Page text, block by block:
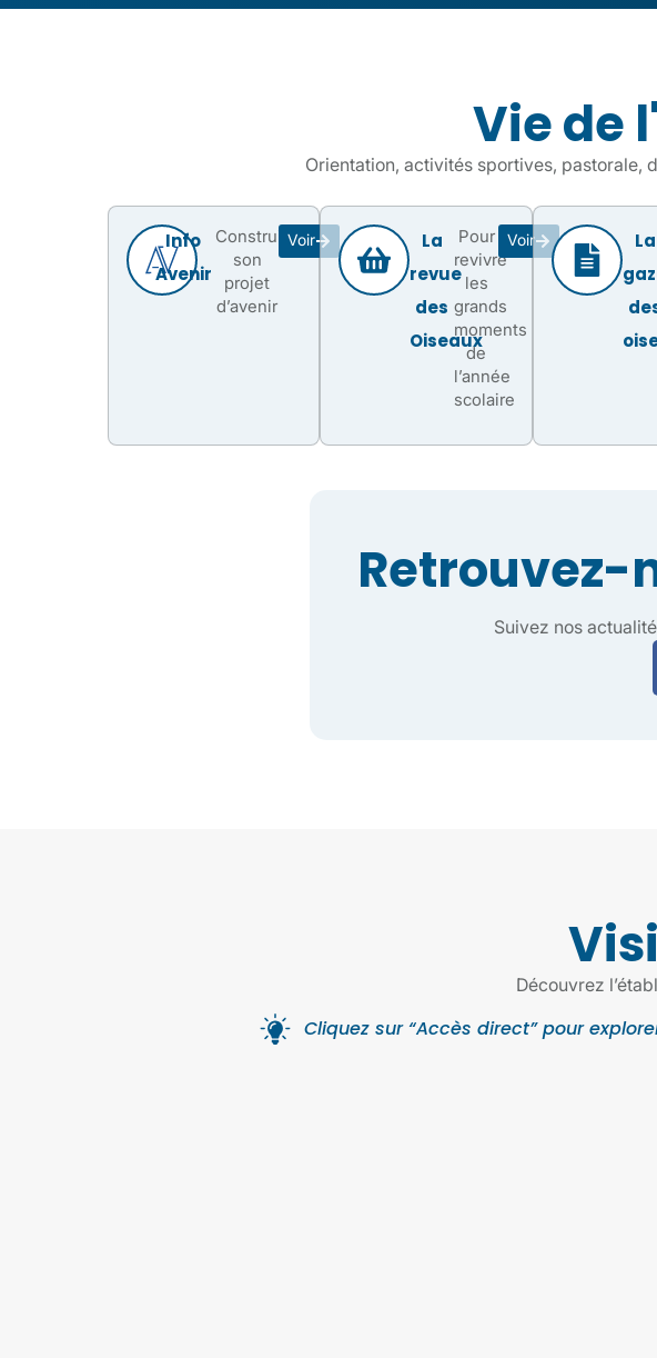
Vie de
Orientation, activités sportives, pastorale,
Info
Avenir
Construire
son
projet
d’avenir
Voir
La
revue
des
Oiseaux
Pour
revivre
les
grands
moments
de
l’année
scolaire
Voir
La
Retrouvez-
Suivez nos
Découvrez
Cliquez sur “Accès direct” pour